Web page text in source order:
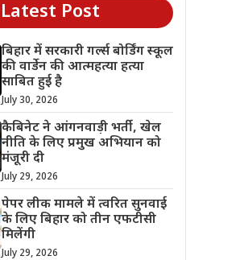
Latest Post
बिहार में सरकारी गर्ल्स बोर्डिंग स्कूल
की वार्डेन की आत्महत्या हत्या
साबित हुई है
July 30, 2026
कैबिनेट ने आंगनवाड़ी भर्ती, खेल
नीति के लिए प्रमुख अभियान को
मंजूरी दी
July 29, 2026
पेपर लीक मामले में त्वरित सुनवाई
के लिए बिहार को तीन एफटीसी
मिलेंगी
July 29, 2026